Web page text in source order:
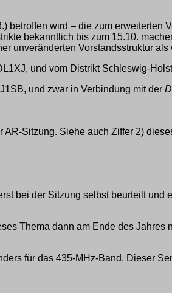
wird – die zum erweiterten
bekanntlich bis zum 15.10.
unveränderten Vorstandsstruktur
und vom Distrikt Schleswig-
und zwar in Verbindung mit der
Sitzung. Siehe auch Ziffer 2)
bei der Sitzung selbst beurteilt und
Thema dann am Ende des Jahres
für das 435-MHz-Band. Dieser